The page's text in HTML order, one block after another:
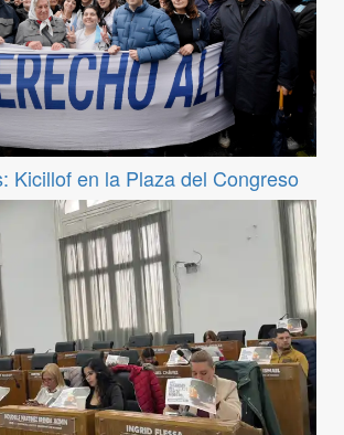
Kicillof en la Plaza del Congreso